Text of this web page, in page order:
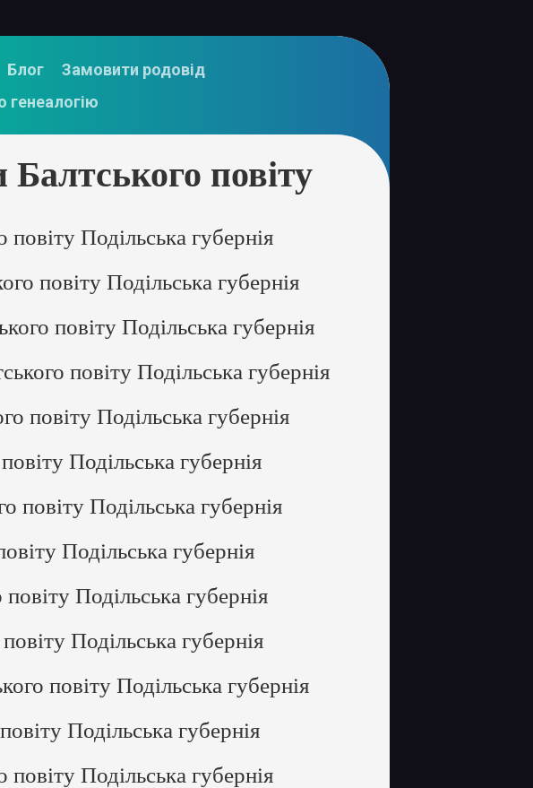
Блог
Замовити родовід
генеалогію
повіту
повіту Подільська губернія
повіту Подільська губернія
повіту Подільська губернія
повіту Подільська губернія
повіту Подільська губернія
Подільська губернія
повіту Подільська губернія
Подільська губернія
повіту Подільська губернія
Подільська губернія
повіту Подільська губернія
Подільська губернія
повіту Подільська губернія